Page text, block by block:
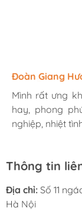
Hương Suri
Mình rất ưng
hay, phong
nghiệp, nhiệt
Đoàn Giang
Mình rất ưng
hay, phong
nghiệp, nhiệt
Ngọc Anh
Mình rất ưng
hay, phong
nghiệp, nhiệt
Thông tin
Địa chỉ: Số 11
Hà Nội